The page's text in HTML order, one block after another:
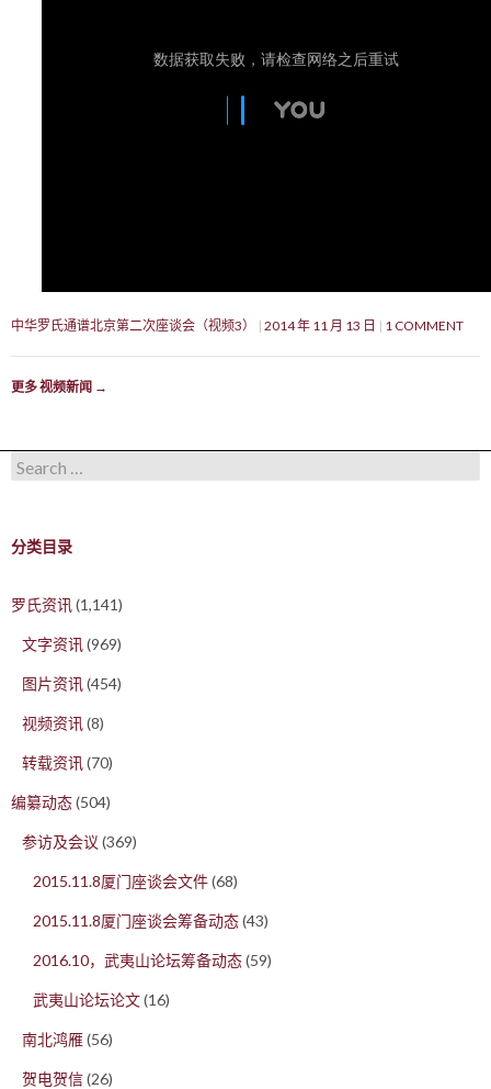
中华罗氏通谱北京第二次座谈会（视频3） 2014 年 11 月 13 日 1 COMMENT
更多 视频新闻 →
Search for:
分类目录
罗氏资讯(1,141)
文字资讯(969)
图片资讯(454)
视频资讯(8)
转载资讯(70)
编纂动态(504)
参访及会议 (369)
2015.11.8厦门座谈会文件(68)
2015.11.8厦门座谈会筹备动态(43)
2016.10，武夷山论坛筹备动态(59)
武夷山论坛论文(16)
南北鸿雁(56)
贺电贺信(26)